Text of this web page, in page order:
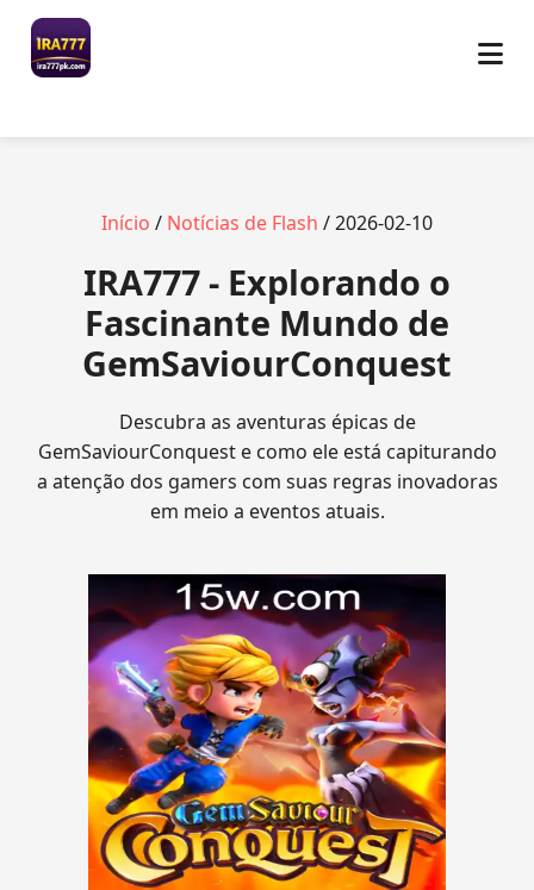
Início / Notícias de Flash / 2026-02-10
IRA777 - Explorando o
Fascinante Mundo de
GemSaviourConquest
Descubra as aventuras épicas de
GemSaviourConquest e como ele está capiturando
a atenção dos gamers com suas regras inovadoras
em meio a eventos atuais.